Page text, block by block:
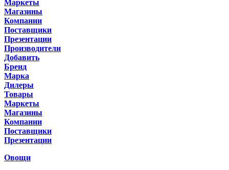
Маркеты
Магазины
Компании
Поставщики
Презентации
Производители
Добавить
Бренд
Марка
Дилеры
Товары
Маркеты
Магазины
Компании
Поставщики
Презентации
Овощи